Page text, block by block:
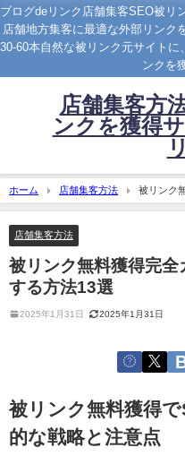
ブログdeリンク店舗集客SEO被リ
店舗地方集客に最適な外部リンク
30-60本自然な被リンク元サイトに
ンクを
店舗集客方
ンクを獲得
ホーム 店舗集客方法
被リンク
法13選
店舗集客方法
被リンク無料獲得完
する方法13選
2025年1月31日 2025年1月31日
被リンク無料獲得
的な戦略と注意点